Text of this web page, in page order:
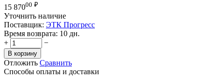
15 87000 ₽
Уточнить наличие
Поставщик: ЭТК Прогресс
Время возврата: 10 дн.
+
−
В корзину
Отложить Сравнить
Способы оплаты и доставки